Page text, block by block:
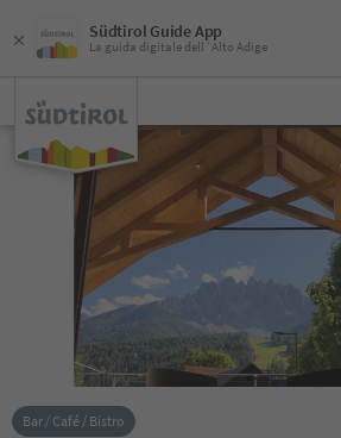
Südtirol Guide App
La guida digitale dell´Alto Adige
Bar / Café / Bistro